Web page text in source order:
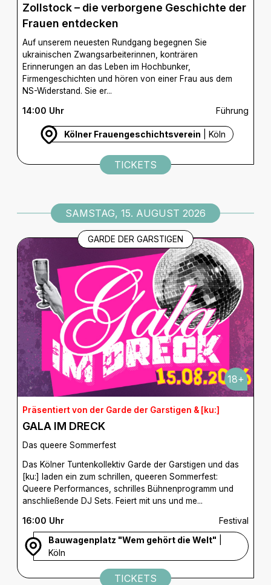
Zollstock – die verborgene Geschichte der
Frauen entdecken
Auf unserem neuesten Rundgang begegnen Sie
ukrainischen Zwangsarbeiterinnen, konträren
Erinnerungen an das Leben im Hochbunker,
Firmengeschichten und hören von einer Frau aus dem
NS-Widerstand. Sie er...
14:00 Uhr Führung
Kölner Frauengeschichtsverein | Köln
TICKETS
SAMSTAG, 15. AUGUST 2026
GARDE DER GARSTIGEN
18+
Präsentiert von der Garde der Garstigen & [ku:]
GALA IM DRECK
Das queere Sommerfest
Das Kölner Tuntenkollektiv Garde der Garstigen und das
[ku:] laden ein zum schrillen, queeren Sommerfest:
Queere Performances, schrilles Bühnenprogramm und
anschließende DJ Sets. Feiert mit uns und me...
16:00 Uhr
Festival
Bauwagenplatz "Wem gehört die Welt"
Köln
TICKETS